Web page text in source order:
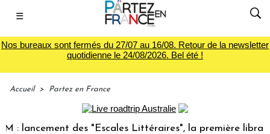
☰
Nos bureaux sont fermés du 27/07 au 16/08. Retour de la newsletter
quotidienne le 24/08/2026. Bel été !
Accueil > Partez en France
des "Escales Littéraires", la première librairie du